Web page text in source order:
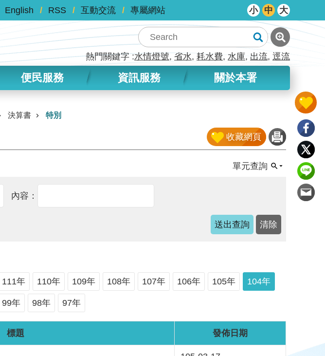
English RSS 互動交流 專屬網站 小 中 大
熱門關鍵字 水情燈號 省水 耗水費 水庫 出流 逕流
便民服務 資訊服務 關於本署
決算書 特別
收藏網頁
單元查詢
內容：
111年 110年 109年 108年 107年 106年 105年 104年
99年 98年 97年
標題 發佈日期